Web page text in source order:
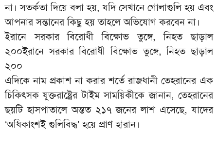
না। সতর্কতা দিয়ে বলা হয়, যদি সেখানে গোলাগুলি হয় এবং
আপনার সন্তানের কিছু হয় তাহলে অভিযোগ করবেন না।
ইরানে সরকার বিরোধী বিক্ষোভ তুঙ্গে, নিহত ছাড়াল
২০০ইরানে সরকার বিরোধী বিক্ষোভ তুঙ্গে, নিহত ছাড়াল
২০০
এদিকে নাম প্রকাশ না করার শর্তে রাজধানী তেহরানের এক
চিকিৎসক যুক্তরাষ্ট্রের টাইম সাময়িকীকে জানান, তেহরানের
ছয়টি হাসপাতালে অন্তত ২১৭ জনের লাশ এসেছে, যাদের
‘অধিকাংশই গুলিবিদ্ধ’ হয়ে প্রাণ হারান।